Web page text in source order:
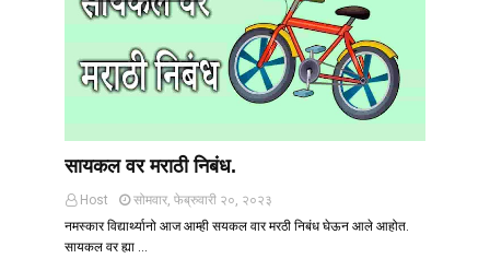
सायकल वर मराठी निबंध.
Host
सोमवार, फेब्रुवारी २०, २०२३
नमस्कार विद्यार्थ्यानो आज आम्ही सयकल वार मरठी निबंध घेऊन आले आहोत.
सायकल वर ह्या …